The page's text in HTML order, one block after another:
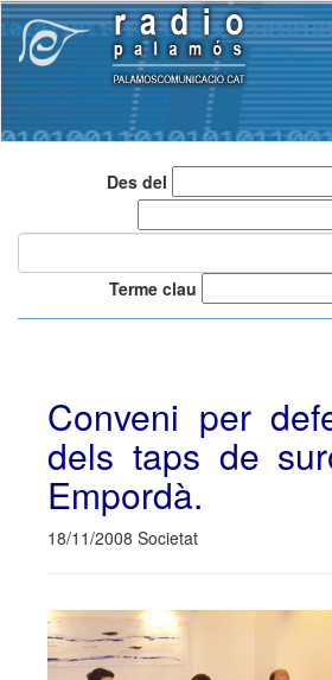
Des del
Terme clau
Conveni per
dels taps de
Empordà.
18/11/2008 Societat